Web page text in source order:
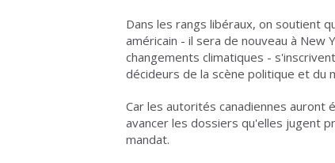
Dans les rangs libéraux, on soutient
américain - il sera de nouveau à New
changements climatiques -
décideurs de la scène politique et du
Car les autorités canadiennes auront
avancer les dossiers qu'elles jugent
mandat.